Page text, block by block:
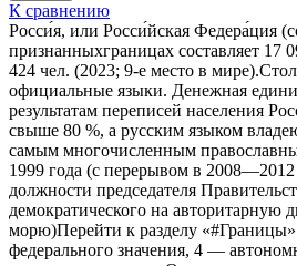
К сравнению
Росси́я, или Росси́йская Федера́ция
признанныхграницах составляет 17
424 чел. (2023; 9-е место в
официальные языки. Денежная
результатам переписей населения
свыше 80 %, а русским языком
самым многочисленным
1999 года (с перерывом в
должности председателя
демократического на авторитарную
морю)Перейти к разделу
федерального значения, 4 —